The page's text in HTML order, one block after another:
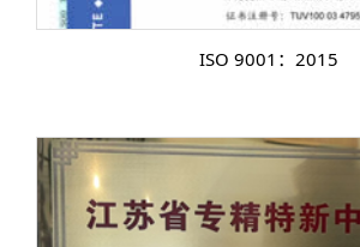
ISO 9001：2015